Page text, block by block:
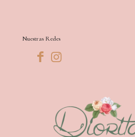
Nuestras Redes